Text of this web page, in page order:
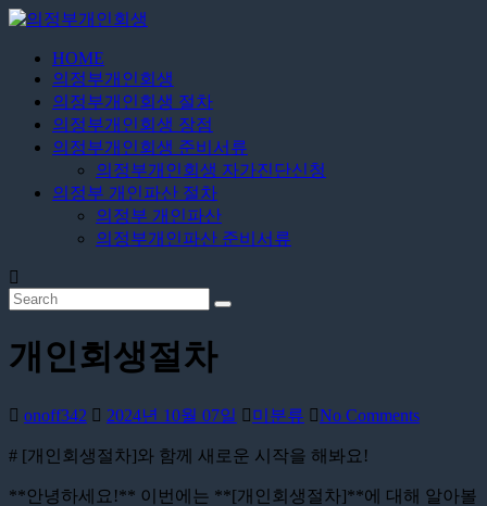
Skip
content
24
시
무
료
담
HOME
의정부개인회생
의정부개인회생 절차
의정부개인회생 장점
의정부개인회생 준비서류
의정부개인회생 자가진단신청
의정부 개인파산 절차
의정부 개인파산
의정부개인파산 준비서류
개인회생절차
onoff342 2024년 10월 07일 미분류 No Comments
# [개인회생절차]와 함께 새로운 시작을 해봐요!
**안녕하세요!** 이번에는 **[개인회생절차]**에 대해 알아볼